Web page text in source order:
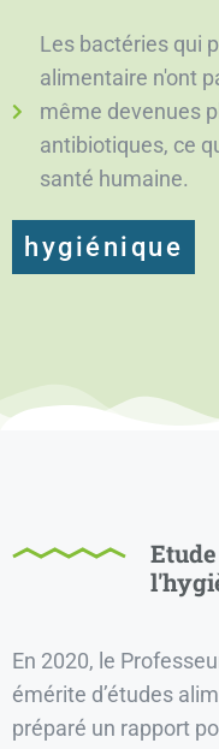
hygiénique
Les bactéries qui
alimentaire n'ont
même devenues
antibiotiques, ce
santé humaine.
En 2020, le
émérite d’études
préparé un rapport